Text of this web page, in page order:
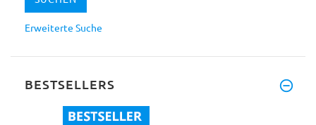
Erweiterte Suche
BESTSELLERS